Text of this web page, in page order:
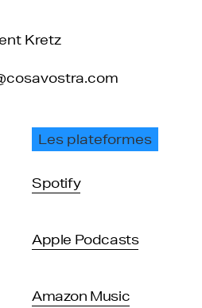
Kretz
Les plateformes
Spotify
Apple Podcasts
Amazon Music